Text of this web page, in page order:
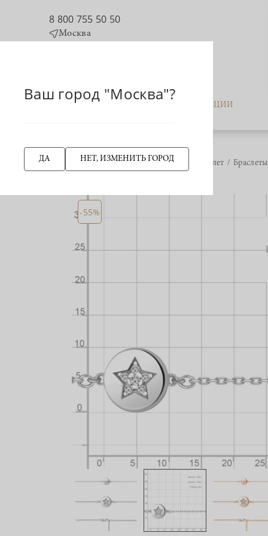
8 800 755 50 50
Москва
КАТАЛОГ АКЦИИ
НАЗАД Главная страница Браслет
-55%
Ваш город "Москва"?
ДА НЕТ, ИЗМЕНИТЬ ГОРОД